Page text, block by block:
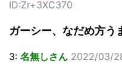
ID:Zr+3XC370
ガーシー、なだめ方う
3: 名無しさん 2022/03/